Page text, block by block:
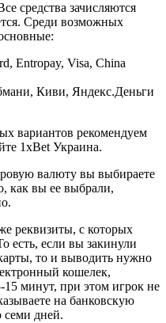
средства зачисляются
Среди возможных
Entropay, Visa, China
Киви, Яндекс.Деньги
вариантов рекомендуем
1xBet Украина.
валюту вы выбираете
как вы ее выбрали,
реквизиты, с которых
есть, если вы закинули
то и выводить нужно
кошелек,
15 минут, при этом игрок не
на банковскую
семи дней.